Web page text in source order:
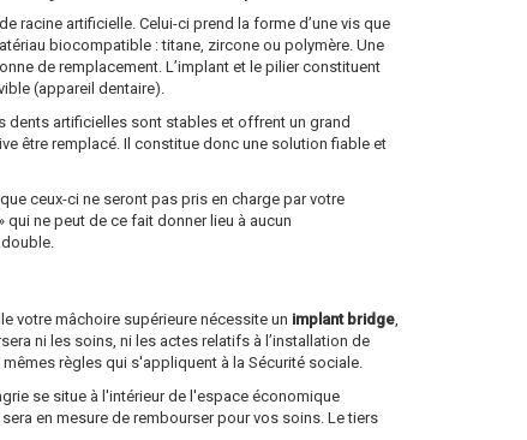
racine artificielle. Celui-ci prend la forme d’une vis que
biocompatible : titane, zircone ou polymère. Une
de remplacement. L’implant et le pilier constituent
(appareil dentaire).
dents artificielles sont stables et offrent un grand
être remplacé. Il constitue donc une solution fiable et
ceux-ci ne seront pas pris en charge par votre
ne peut de ce fait donner lieu à aucun
votre mâchoire supérieure nécessite un implant bridge,
ni les soins, ni les actes relatifs à l’installation de
règles qui s'appliquent à la Sécurité sociale.
se situe à l'intérieur de l'espace économique
en mesure de rembourser pour vos soins. Le tiers